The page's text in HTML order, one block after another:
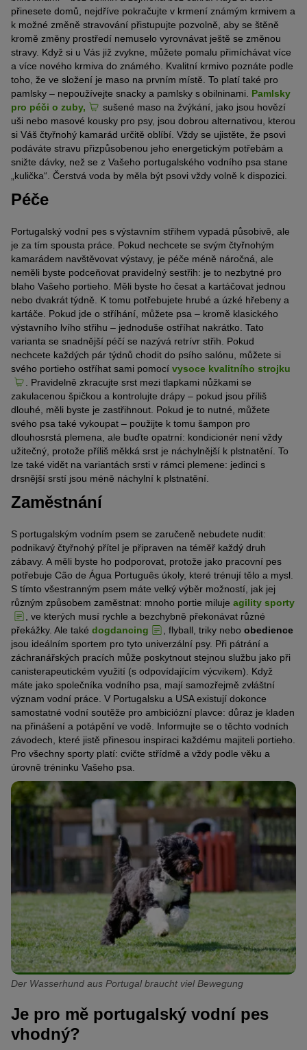
přinesete domů, nejdříve pokračujte v krmení známým krmivem a
k možné změně stravování přistupujte pozvolně, aby se štěně
kromě změny prostředí nemuselo vyrovnávat ještě se změnou
stravy. Když si u Vás již zvykne, můžete pomalu přimíchávat více
a více nového krmiva do známého. Kvalitní krmivo poznáte podle
toho, že ve složení je maso na prvním místě. To platí také pro
pamlsky – nepoužívejte snacky a pamlsky s obilninami. Pamlsky
pro péči o zuby,
sušené maso na žvýkání, jako jsou hovězí
uši nebo masové kousky pro psy, jsou dobrou alternativou, kterou
si Váš čtyřnohý kamarád určitě oblíbí. Vždy se ujistěte, že psovi
podáváte stravu přizpůsobenou jeho energetickým potřebám a
snižte dávky, než se z Vašeho portugalského vodního psa stane
„kulička“. Čerstvá voda by měla být psovi vždy volně k dispozici.
Péče
Portugalský vodní pes s výstavním střihem vypadá působivě, ale
je za tím spousta práce. Pokud nechcete se svým čtyřnohým
kamarádem navštěvovat výstavy, je péče méně náročná, ale
neměli byste podceňovat pravidelný sestřih: je to nezbytné pro
blaho Vašeho portieho. Měli byste ho česat a kartáčovat jednou
nebo dvakrát týdně. K tomu potřebujete hrubé a úzké hřebeny a
kartáče. Pokud jde o stříhání, můžete psa – kromě klasického
výstavního lvího střihu – jednoduše ostříhat nakrátko. Tato
varianta se snadnější péčí se nazývá retrívr střih. Pokud
nechcete každých pár týdnů chodit do psího salónu, můžete si
svého portieho ostříhat sami pomocí vysoce kvalitního strojku
. Pravidelně zkracujte srst mezi tlapkami nůžkami se
zakulacenou špičkou a kontrolujte drápy – pokud jsou příliš
dlouhé, měli byste je zastřihnout. Pokud je to nutné, můžete
svého psa také vykoupat – použijte k tomu šampon pro
dlouhosrstá plemena, ale buďte opatrní: kondicionér není vždy
užitečný, protože příliš měkká srst je náchylnější k plstnatění. To
lze také vidět na variantách srsti v rámci plemene: jedinci s
drsnější srstí jsou méně náchylní k plstnatění.
Zaměstnání
S portugalským vodním psem se zaručeně nebudete nudit:
podnikavý čtyřnohý přítel je připraven na téměř každý druh
zábavy. A měli byste ho podporovat, protože jako pracovní pes
potřebuje Cão de Água Português úkoly, které trénují tělo a mysl.
S tímto všestranným psem máte velký výběr možností, jak jej
různým způsobem zaměstnat: mnoho portie miluje agility sporty
, ve kterých musí rychle a bezchybně překonávat různé
překážky. Ale také dogdancing , flyball, triky nebo obedience
jsou ideálním sportem pro tyto univerzální psy. Při pátrání a
záchranářských pracích může poskytnout stejnou službu jako při
canisterapeutickém využití (s odpovídajícím výcvikem). Když
máte jako společníka vodního psa, mají samozřejmě zvláštní
význam vodní práce. V Portugalsku a USA existují dokonce
samostatné vodní soutěže pro ambiciózní plavce: důraz je kladen
na přinášení a potápění ve vodě. Informujte se o těchto vodních
závodech, které jistě přinesou inspiraci každému majiteli portieho.
Pro všechny sporty platí: cvičte střídmě a vždy podle věku a
úrovně tréninku Vašeho psa.
Der Wasserhund aus Portugal braucht viel Bewegung
Je pro mě portugalský vodní pes
vhodný?